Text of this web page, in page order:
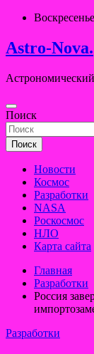
Перейти
содержимому
Astro-Nova.
Поиск
Поиск
Новости
Космос
Разработки
NASA
Роскосмос
НЛО
Карта сайта
Главная
Разработки
Россия
Разработки